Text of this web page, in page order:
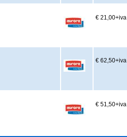
€ 21,00+iva
€ 62,50+iva
€ 51,50+iva